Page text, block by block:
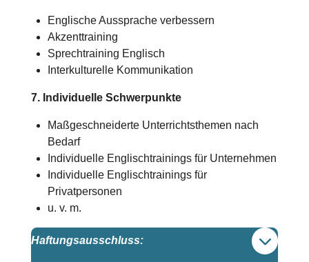
Englische Aussprache verbessern
Akzenttraining
Sprechtraining Englisch
Interkulturelle Kommunikation
7. Individuelle Schwerpunkte
Maßgeschneiderte Unterrichtsthemen nach
Bedarf
Individuelle Englischtrainings für Unternehmen
Individuelle Englischtrainings für
Privatpersonen
u. v. m.
Haftungsausschluss: